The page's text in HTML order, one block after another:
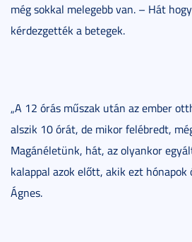
még sokkal melegebb van. – Hát
kérdezgették a betegek.
„A 12 órás műszak után az ember
alszik 10 órát, de mikor felébredt,
Magánéletünk, hát, az olyankor
kalappal azok előtt, akik ezt
Ágnes.